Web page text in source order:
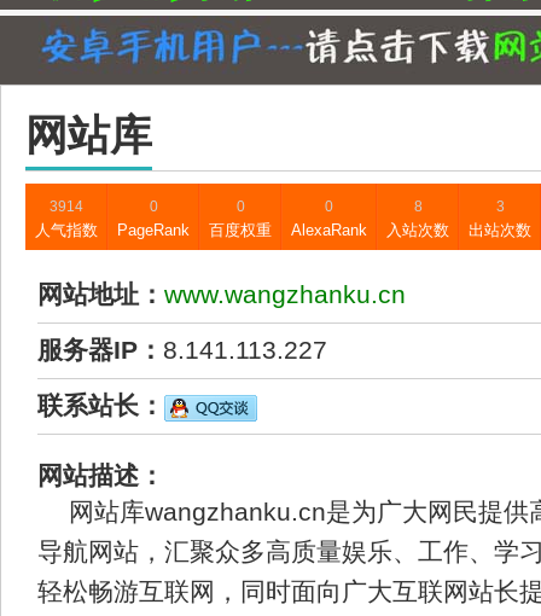
网站库
3914
人气指数
0
PageRank
0
百度权重
0
AlexaRank
8
入站次数
3
出站次数
网站地址： www.wangzhanku.cn
服务器IP： 8.141.113.227
联系站长：
网站描述：
网站库wangzhanku.cn是为广大网民提供
导航网站，汇聚众多高质量娱乐、工作、学
轻松畅游互联网，同时面向广大互联网站长